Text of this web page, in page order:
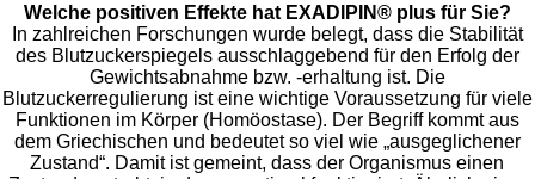
Welche positiven Effekte hat EXADIPIN® plus für Sie?
In zahlreichen Forschungen wurde belegt, dass die Stabilität
des Blutzuckerspiegels ausschlaggebend für den Erfolg der
Gewichtsabnahme bzw. -erhaltung ist. Die
Blutzuckerregulierung ist eine wichtige Voraussetzung für viele
Funktionen im Körper (Homöostase). Der Begriff kommt aus
dem Griechischen und bedeutet so viel wie „ausgeglichener
Zustand“. Damit ist gemeint, dass der Organismus einen